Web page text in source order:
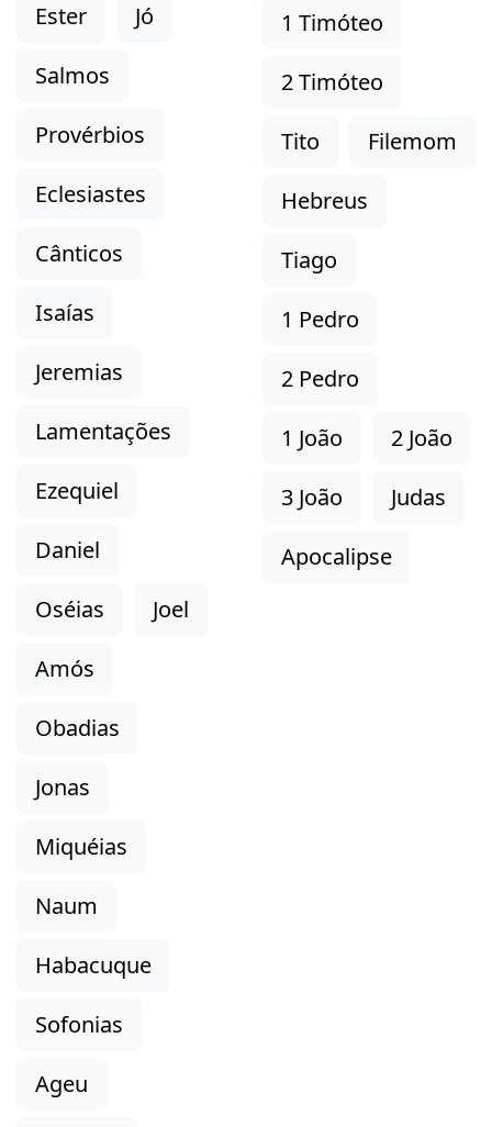
Ester
Jó
Salmos
Provérbios
Eclesiastes
Cânticos
Isaías
Jeremias
Lamentações
Ezequiel
Daniel
Oséias
Joel
Amós
Obadias
Jonas
Miquéias
Naum
Habacuque
Sofonias
Ageu
1 Timóteo
2 Timóteo
Tito
Filemom
Hebreus
Tiago
1 Pedro
2 Pedro
1 João
2 João
3 João
Judas
Apocalipse